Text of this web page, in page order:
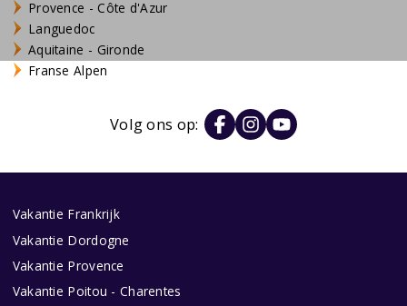
Provence - Côte d'Azur
Languedoc
Aquitaine - Gironde
Franse Alpen
Volg ons op:
Vakantie Frankrijk
Vakantie Dordogne
Vakantie Provence
Vakantie Poitou - Charentes